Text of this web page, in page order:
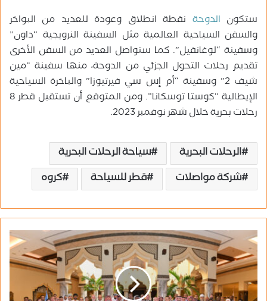
ستكون الدوحة نقطة انطلاق وعودة للعديد من البواخر
والسفن السياحية العالمية مثل السفينة النرويجية “داون”
وسفينة “لوغانفيل”. كما ستواصل العديد من السفن الأخرى
تقديم رحلات التحول الجزئي من الدوحة، منها سفينة “مين
شيف 2” وسفينة “أم إس سي فيرتيوزا” والباخرة السياحية
الإيطالية “كوستا توسكانا”. ومن المتوقع أن تستقبل قطر 8
رحلات بحرية خلال شهر نوفمبر 2023.
الرحلات البحرية
سياحة الرحلات البحرية
شركة مواصلات
قطر للسياحة كروه